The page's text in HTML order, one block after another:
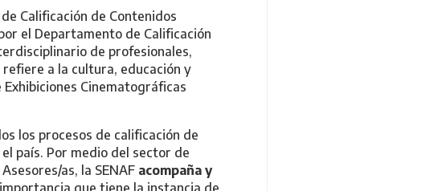
Calificación de Contenidos
el Departamento de Calificación
de profesionales,
a la cultura, educación y
Cinematográficas
los procesos de calificación de
país. Por medio del sector de
as, la SENAF acompaña y